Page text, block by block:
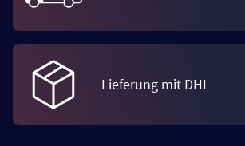
Lieferung mit DHL